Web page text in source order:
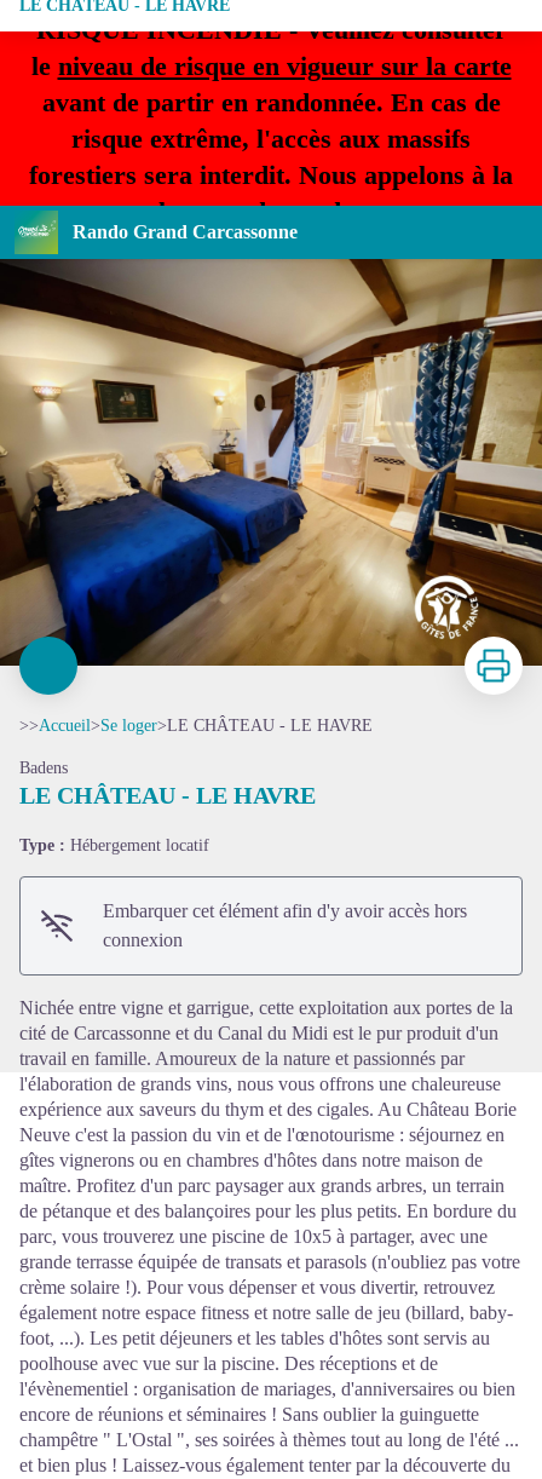
RISQUE INCENDIE - Veuillez consulter
le niveau de risque en vigueur sur la carte
avant de partir en randonnée. En cas de
risque extrême, l'accès aux massifs
forestiers sera interdit. Nous appelons à la
plus grande prudence.
Rando Grand Carcassonne
LE CHÂTEAU - LE HAVRE
Voir l'image en plein écran
Imprimer
>>Accueil>Se loger>LE CHÂTEAU - LE HAVRE
Badens
LE CHÂTEAU - LE HAVRE
Type : Hébergement locatif
Embarquer cet élément afin d'y avoir accès hors
connexion
Nichée entre vigne et garrigue, cette exploitation aux portes de la
cité de Carcassonne et du Canal du Midi est le pur produit d'un
travail en famille. Amoureux de la nature et passionnés par
l'élaboration de grands vins, nous vous offrons une chaleureuse
expérience aux saveurs du thym et des cigales. Au Château Borie
Neuve c'est la passion du vin et de l'œnotourisme : séjournez en
gîtes vignerons ou en chambres d'hôtes dans notre maison de
maître. Profitez d'un parc paysager aux grands arbres, un terrain
de pétanque et des balançoires pour les plus petits. En bordure du
parc, vous trouverez une piscine de 10x5 à partager, avec une
grande terrasse équipée de transats et parasols (n'oubliez pas votre
crème solaire !). Pour vous dépenser et vous divertir, retrouvez
également notre espace fitness et notre salle de jeu (billard, baby-
foot, ...). Les petit déjeuners et les tables d'hôtes sont servis au
poolhouse avec vue sur la piscine. Des réceptions et de
l'évènementiel : organisation de mariages, d'anniversaires ou bien
encore de réunions et séminaires ! Sans oublier la guinguette
champêtre " L'Ostal ", ses soirées à thèmes tout au long de l'été ...
et bien plus ! Laissez-vous également tenter par la découverte du